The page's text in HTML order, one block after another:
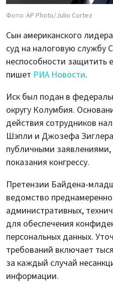
Фото: AP Photo/Julio Cortez
Сын американского
суд на налоговую службу
неспособности защитить
пишет РИА Новости.
Иск был подан в
округу Колумбия.
действия сотрудников
Шэпли и Джозефа
публичными
показания конгрессу.
Претензии Байдена-
ведомство
административных,
для обеспечения
персональных данных.
требований включает
за каждый случай
информации.